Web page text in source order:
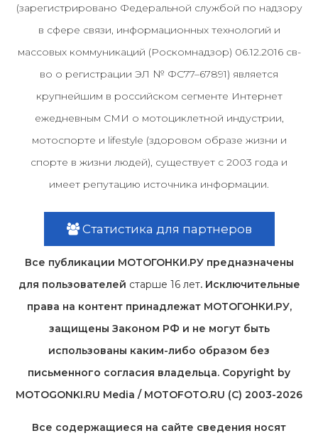
(зарегистрировано Федеральной службой по надзору
в сфере связи, информационных технологий и
массовых коммуникаций (Роскомнадзор) 06.12.2016 св-
во о регистрации ЭЛ № ФС77–67891) является
крупнейшим в российском сегменте Интернет
ежедневным СМИ о мотоциклетной индустрии,
мотоспорте и lifestyle (здоровом образе жизни и
спорте в жизни людей), существует с 2003 года и
имеет репутацию источника информации.
Статистика для партнеров
Все публикации МОТОГОНКИ.РУ предназначены
для пользователей старше 16 лет. Исключительные
права на контент принадлежат МОТОГОНКИ.РУ,
защищены Законом РФ и не могут быть
использованы каким-либо образом без
письменного согласия владельца. Copyright by
MOTOGONKI.RU Media / MOTOFOTO.RU (C) 2003-2026
Все содержащиеся на cайте сведения носят